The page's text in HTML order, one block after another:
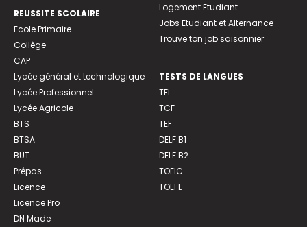
REUSSITE SCOLAIRE
Ecole Primaire
Collège
CAP
Lycée général et technologique
Lycée Professionnel
Lycée Agricole
BTS
BTSA
BUT
Prépas
Licence
Licence Pro
DN Made
Logement Etudiant
Jobs Etudiant et Alternance
Trouve ton job saisonnier
TESTS DE LANGUES
TFI
TCF
TEF
DELF B1
DELF B2
TOEIC
TOEFL